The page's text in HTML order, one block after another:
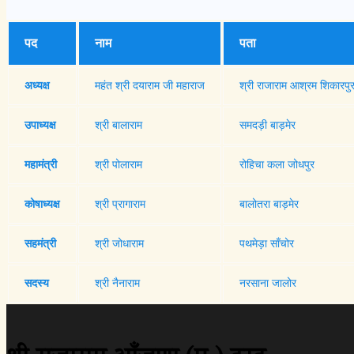
पद नाम पता
अध्यक्ष महंत श्री दयाराम जी महाराज श्री राजाराम आश्रम
उपाध्यक्ष श्री बालाराम समदड़ी बाड़मेर
महामंत्री श्री पोलाराम रोहिचा कला जोधपुर
कोषाध्यक्ष श्री प्रागाराम बालोतरा बाड़मेर
सहमंत्री श्री जोधाराम पथमेड़ा साँचोर
सदस्य श्री नैनाराम नरसाना जालोर